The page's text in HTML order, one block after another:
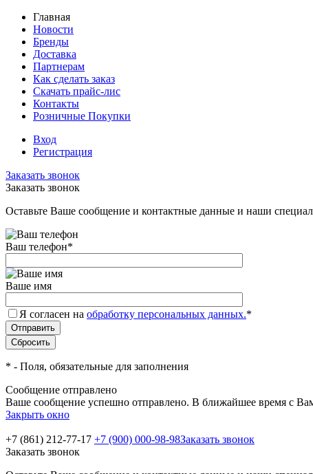
Главная
Новости
Бренды
Доставка
Партнерам
Как сделать заказ
Скачать прайс-лис
Контакты
Розничные Покупки
Вход
Регистрация
Заказать звонок
Заказать звонок
Оставьте Ваше сообщение и контактные данные и наши
Ваш телефон*
Ваше имя
Я согласен на обработку персональных данных.*
* - Поля, обязательные для заполнения
Сообщение отправлено
Ваше сообщение успешно отправлено. В ближайшее время с
Закрыть окно
+7 (861) 212-77-17 +7 (900) 000-98-98Заказать звонок
Заказать звонок